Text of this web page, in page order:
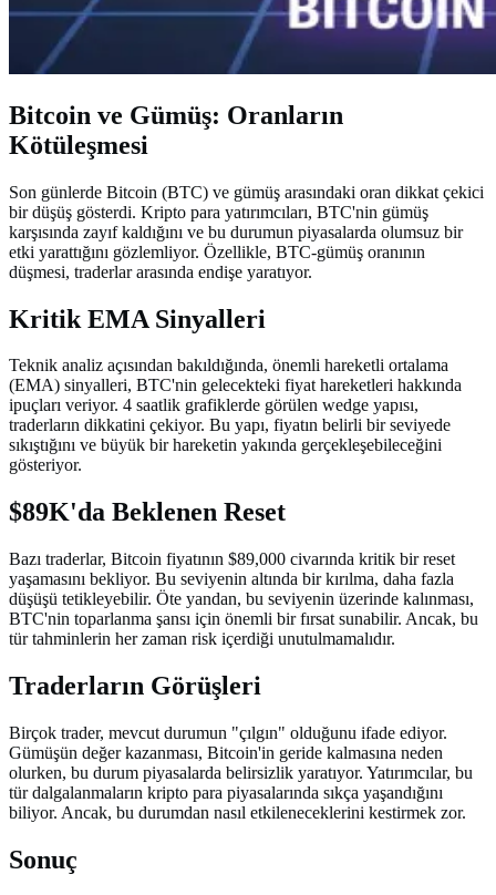
Bitcoin ve Gümüş: Oranların
Kötüleşmesi
Son günlerde Bitcoin (BTC) ve gümüş arasındaki oran dikkat çekici
bir düşüş gösterdi. Kripto para yatırımcıları, BTC'nin gümüş
karşısında zayıf kaldığını ve bu durumun piyasalarda olumsuz bir
etki yarattığını gözlemliyor. Özellikle, BTC-gümüş oranının
düşmesi, traderlar arasında endişe yaratıyor.
Kritik EMA Sinyalleri
Teknik analiz açısından bakıldığında, önemli hareketli ortalama
(EMA) sinyalleri, BTC'nin gelecekteki fiyat hareketleri hakkında
ipuçları veriyor. 4 saatlik grafiklerde görülen wedge yapısı,
traderların dikkatini çekiyor. Bu yapı, fiyatın belirli bir seviyede
sıkıştığını ve büyük bir hareketin yakında gerçekleşebileceğini
gösteriyor.
$89K'da Beklenen Reset
Bazı traderlar, Bitcoin fiyatının $89,000 civarında kritik bir reset
yaşamasını bekliyor. Bu seviyenin altında bir kırılma, daha fazla
düşüşü tetikleyebilir. Öte yandan, bu seviyenin üzerinde kalınması,
BTC'nin toparlanma şansı için önemli bir fırsat sunabilir. Ancak, bu
tür tahminlerin her zaman risk içerdiği unutulmamalıdır.
Traderların Görüşleri
Birçok trader, mevcut durumun "çılgın" olduğunu ifade ediyor.
Gümüşün değer kazanması, Bitcoin'in geride kalmasına neden
olurken, bu durum piyasalarda belirsizlik yaratıyor. Yatırımcılar, bu
tür dalgalanmaların kripto para piyasalarında sıkça yaşandığını
biliyor. Ancak, bu durumdan nasıl etkileneceklerini kestirmek zor.
Sonuç